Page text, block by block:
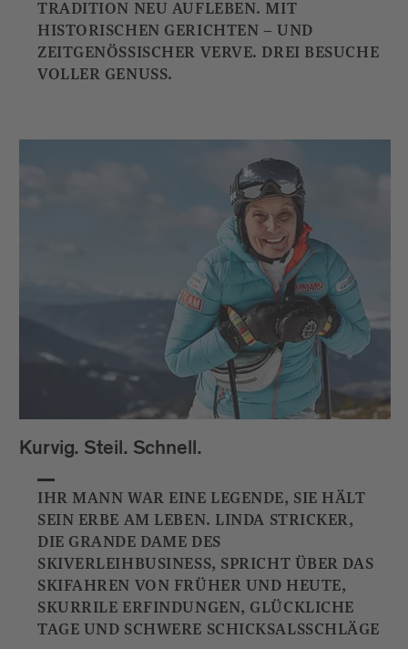
TRADITION NEU AUFLEBEN. MIT
HISTORISCHEN GERICHTEN – UND
ZEITGENÖSSISCHER VERVE. DREI BESUCHE
VOLLER GENUSS.
Kurvig. Steil. Schnell.
IHR MANN WAR EINE LEGENDE, SIE HÄLT
SEIN ERBE AM LEBEN. LINDA STRICKER,
DIE GRANDE DAME DES
SKIVERLEIHBUSINESS, SPRICHT ÜBER DAS
SKIFAHREN VON FRÜHER UND HEUTE,
SKURRILE ERFINDUNGEN, GLÜCKLICHE
TAGE UND SCHWERE SCHICKSALSSCHLÄGE